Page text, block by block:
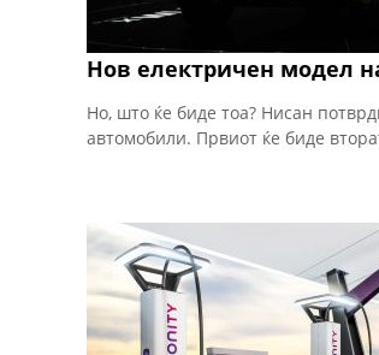
Нов електричен модел
Но, што ќе биде тоа? Нисан
автомобили. Првиот ќе биде